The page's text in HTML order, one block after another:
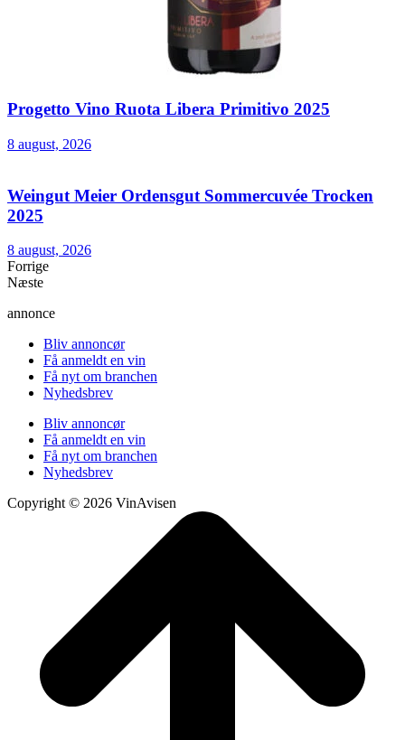
Progetto Vino Ruota Libera Primitivo 2025
8 august, 2026
Weingut Meier Ordensgut Sommercuvée Trocken
2025
8 august, 2026
Forrige
Næste
annonce
Bliv annoncør
Få anmeldt en vin
Få nyt om branchen
Nyhedsbrev
Bliv annoncør
Få anmeldt en vin
Få nyt om branchen
Nyhedsbrev
Copyright © 2026 VinAvisen